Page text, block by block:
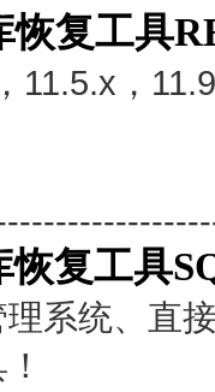
恢复工具
11.5.x，
复工具
系统、直